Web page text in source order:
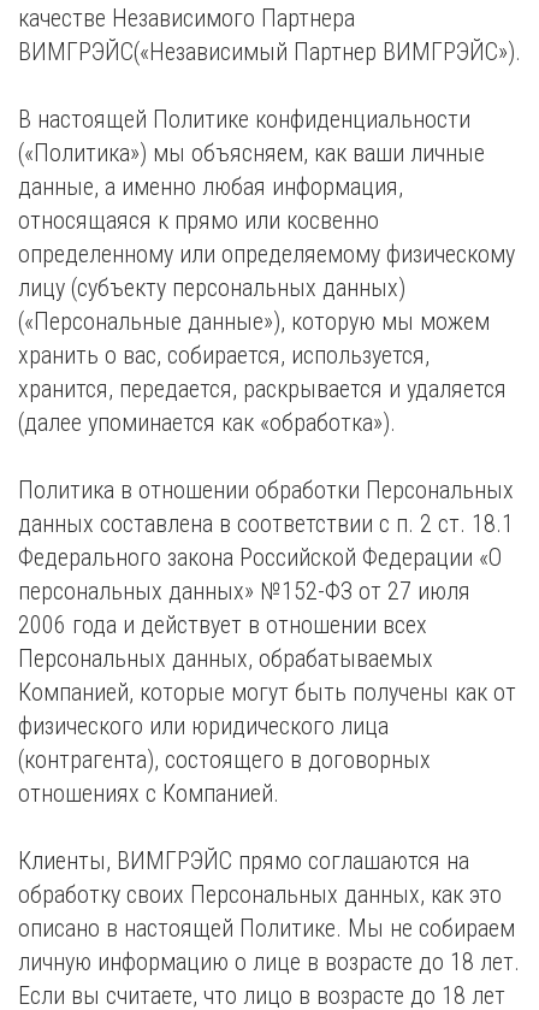
качестве Независимого Партнера
ВИМГРЭЙС(«Независимый Партнер ВИМГРЭЙС»).
В настоящей Политике конфиденциальности
(«Политика») мы объясняем, как ваши личные
данные, а именно любая информация,
относящаяся к прямо или косвенно
определенному или определяемому физическому
лицу (субъекту персональных данных)
(«Персональные данные»), которую мы можем
хранить о вас, собирается, используется,
хранится, передается, раскрывается и удаляется
(далее упоминается как «обработка»).
Политика в отношении обработки Персональных
данных составлена в соответствии с п. 2 ст. 18.1
Федерального закона Российской Федерации «О
персональных данных» №152-ФЗ от 27 июля
2006 года и действует в отношении всех
Персональных данных, обрабатываемых
Компанией, которые могут быть получены как от
физического или юридического лица
(контрагента), состоящего в договорных
отношениях с Компанией.
Клиенты, ВИМГРЭЙС прямо соглашаются на
обработку своих Персональных данных, как это
описано в настоящей Политике. Мы не собираем
личную информацию о лице в возрасте до 18 лет.
Если вы считаете, что лицо в возрасте до 18 лет